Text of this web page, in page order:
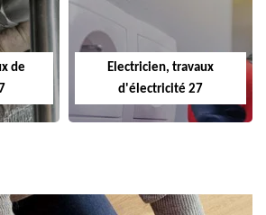
de
Electricien, travaux
d'électricité 27